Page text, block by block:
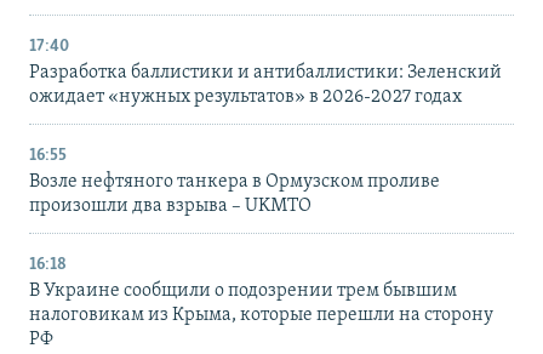
17:40
Разработка баллистики и антибаллистики: Зеленский
ожидает «нужных результатов» в 2026-2027 годах
16:55
Возле нефтяного танкера в Ормузском проливе
произошли два взрыва – UKMTO
16:18
В Украине сообщили о подозрении трем бывшим
налоговикам из Крыма, которые перешли на сторону
РФ